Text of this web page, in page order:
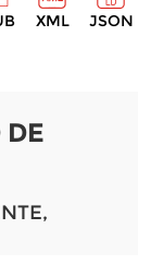
XML JSON